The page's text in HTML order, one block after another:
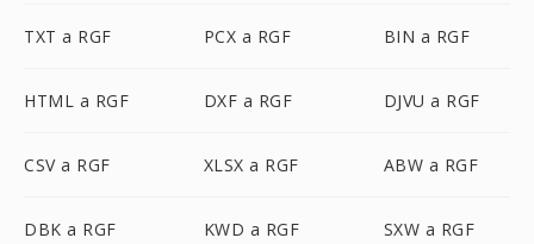
TXT a RGF PCX a RGF BIN a RGF
HTML a RGF DXF a RGF DJVU a RGF
CSV a RGF XLSX a RGF ABW a RGF
DBK a RGF KWD a RGF SXW a RGF